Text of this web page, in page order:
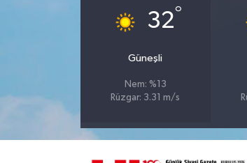
32°
Güneşli
Nem: %13
Rüzgar: 3.31 m/s